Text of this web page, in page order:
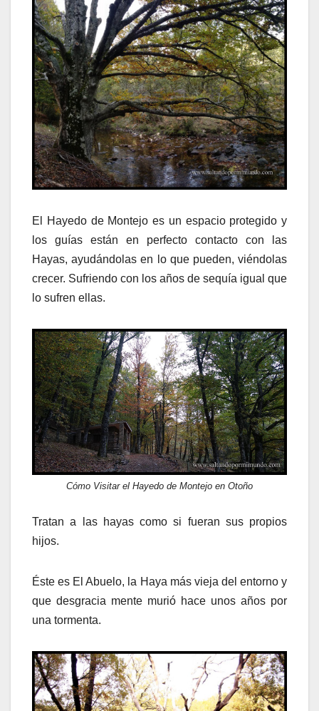
El Hayedo de Montejo es un espacio protegido y
los guías están en perfecto contacto con las
Hayas, ayudándolas en lo que pueden, viéndolas
crecer. Sufriendo con los años de sequía igual que
lo sufren ellas.
Cómo Visitar el Hayedo de Montejo en Otoño
Tratan a las hayas como si fueran sus propios
hijos.
Éste es El Abuelo, la Haya más vieja del entorno y
que desgracia mente murió hace unos años por
una tormenta.